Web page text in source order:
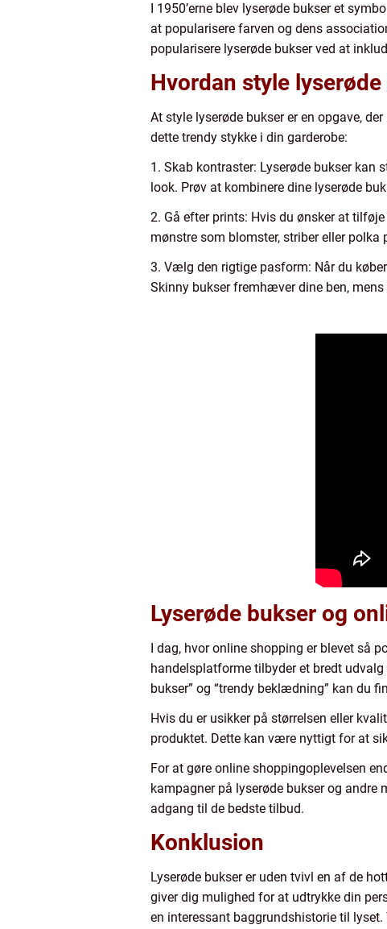
I 1950’erne blev lyserøde bukser et
at popularisere farven og dens
popularisere lyserøde bukser ved at
Hvordan style lyserøde
At style lyserøde bukser er en opgave,
dette trendy stykke i din garderobe:
1. Skab kontraster: Lyserøde bukser kan
look. Prøv at kombinere dine lyserøde
2. Gå efter prints: Hvis du ønsker at
mønstre som blomster, striber eller
3. Vælg den rigtige pasform: Når du
Skinny bukser fremhæver dine ben,
Lyserøde bukser og
I dag, hvor online shopping er blevet så
handelsplatforme tilbyder et bredt
bukser” og “trendy beklædning” kan du
Hvis du er usikker på størrelsen eller
produktet. Dette kan være nyttigt for at
For at gøre online shoppingoplevelsen
kampagner på lyserøde bukser og
adgang til de bedste tilbud.
Konklusion
Lyserøde bukser er uden tvivl en af de
giver dig mulighed for at udtrykke din
en interessant baggrundshistorie til